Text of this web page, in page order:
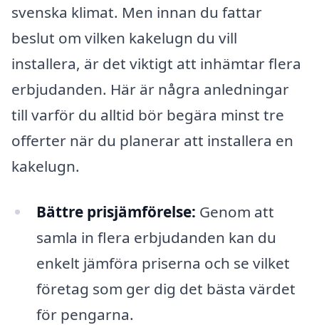
svenska klimat. Men innan du fattar
beslut om vilken kakelugn du vill
installera, är det viktigt att inhämtar flera
erbjudanden. Här är några anledningar
till varför du alltid bör begära minst tre
offerter när du planerar att installera en
kakelugn.
Bättre prisjämförelse: Genom att
samla in flera erbjudanden kan du
enkelt jämföra priserna och se vilket
företag som ger dig det bästa värdet
för pengarna.